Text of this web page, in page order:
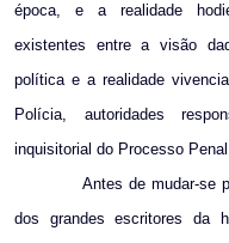
época, e a realidade
existentes entre a visão
política e a realidade
Polícia, autoridades
inquisitorial do Processo
Antes de mudar-se
dos grandes escritores da